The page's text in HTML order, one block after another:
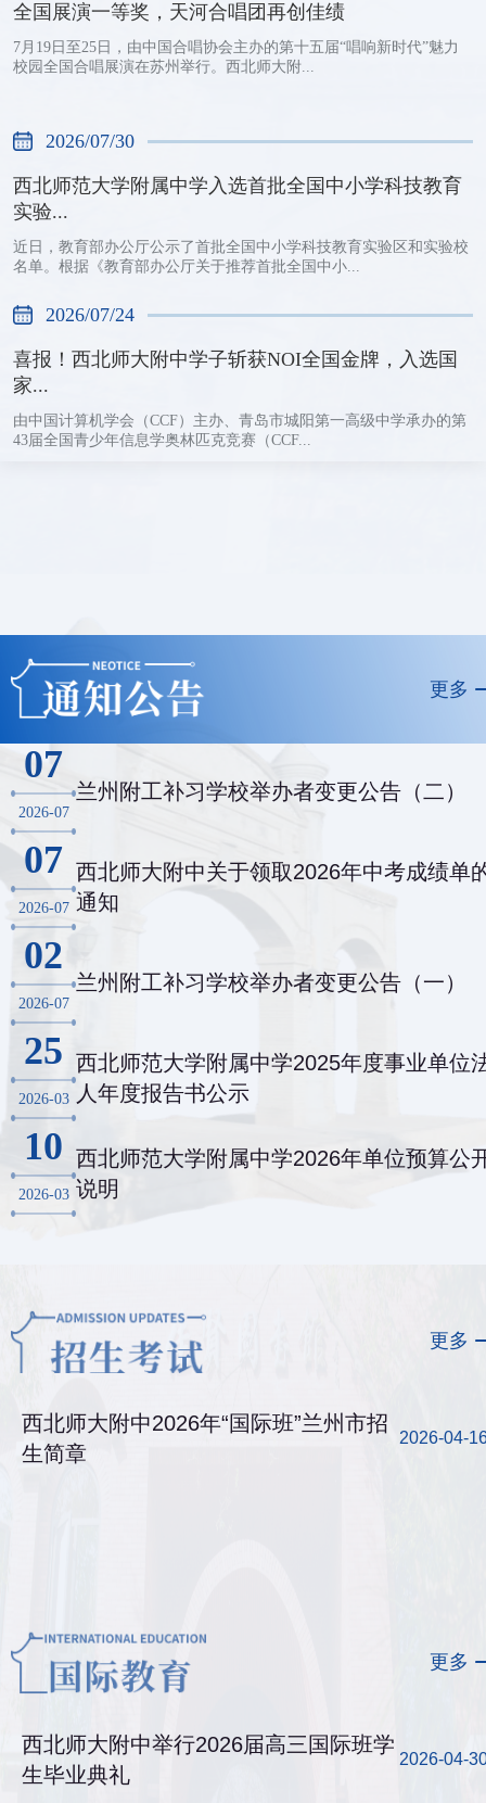
全国展演一等奖，天河合唱团再创佳绩
7月19日至25日，由中国合唱协会主办的第十五届“唱响新时代”魅力
校园全国合唱展演在苏州举行。西北师大附...
2026/07/30
西北师范大学附属中学入选首批全国中小学科技教育
实验...
近日，教育部办公厅公示了首批全国中小学科技教育实验区和实验校
名单。根据《教育部办公厅关于推荐首批全国中小...
2026/07/24
喜报！西北师大附中学子斩获NOI全国金牌，入选国
家...
由中国计算机学会（CCF）主办、青岛市城阳第一高级中学承办的第
43届全国青少年信息学奥林匹克竞赛（CCF...
更多
07
2026-07
兰州附工补习学校举办者变更公告（二）
07
2026-07
西北师大附中关于领取2026年中考成绩单
通知
02
2026-07
兰州附工补习学校举办者变更公告（一）
25
2026-03
西北师范大学附属中学2025年度事业单位
人年度报告书公示
10
2026-03
西北师范大学附属中学2026年单位预算公
说明
更多
西北师大附中2026年“国际班”兰州市招
生简章
2026-04-
更多
西北师大附中举行2026届高三国际班学
生毕业典礼
2026-04-